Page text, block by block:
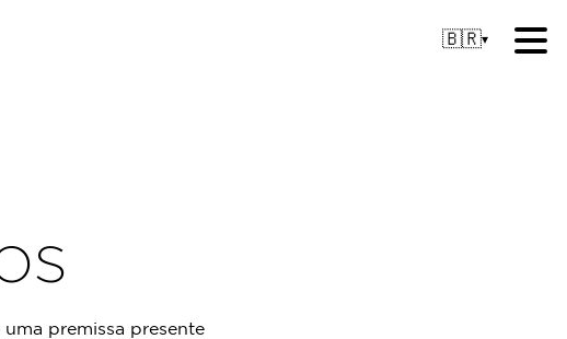
🇧🇷▾
premissa presente